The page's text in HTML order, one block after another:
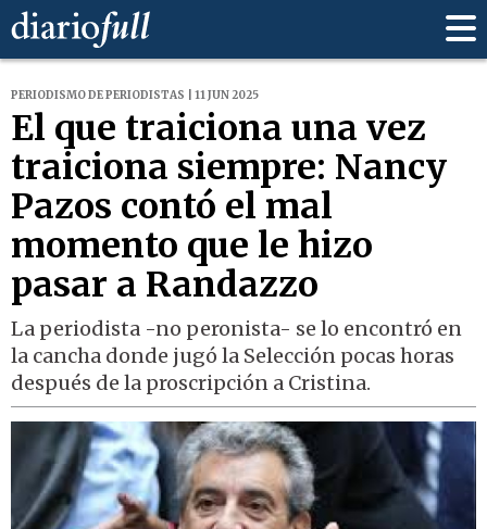
PERIODISMO DE PERIODISTAS | 11 JUN 2025
El que traiciona una vez
traiciona siempre: Nancy
Pazos contó el mal
momento que le hizo
pasar a Randazzo
La periodista -no peronista- se lo encontró en
la cancha donde jugó la Selección pocas horas
después de la proscripción a Cristina.